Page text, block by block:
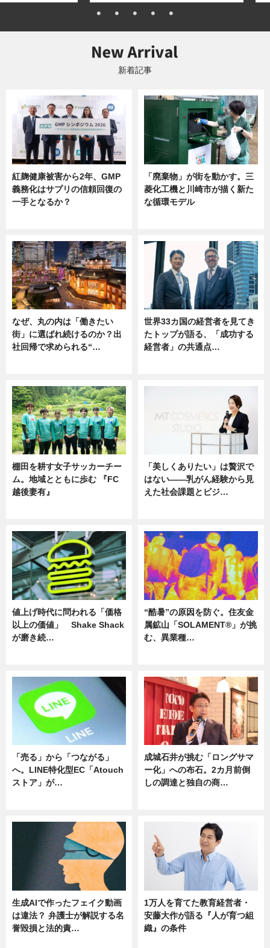
新着記事
紅麹健康被害から2年、GMP
義務化はサプリの信頼回復の
一手となるか？
「廃棄物」が街を動かす。三
菱化工機と川崎市が描く新た
な循環モデル
なぜ、丸の内は「働きたい
街」に選ばれ続けるのか？出
社回帰で求められる“…
世界33カ国の経営者を見てき
たトップが語る、「成功する
経営者」の共通点…
棚田を耕す女子サッカーチー
ム。地域とともに歩む 『FC
越後妻有』
「美しくありたい」は贅沢で
はない――乳がん経験から見
えた社会課題とビジ…
値上げ時代に問われる「価格
以上の価値」 Shake Shack
が磨き続…
“酷暑”の原因を防ぐ。住友金
属鉱山「SOLAMENT®」が挑
む、異業種…
「売る」から「つながる」
へ。LINE特化型EC「Atouch
ストア」が…
成城石井が挑む「ロングサマ
ー化」への布石。2カ月前倒
しの調達と独自の商…
生成AIで作ったフェイク動画
は違法？ 弁護士が解説する名
誉毀損と法的責…
1万人を育てた教育経営者・
安藤大作が語る『人が育つ組
織』の条件